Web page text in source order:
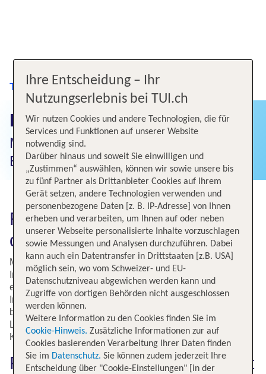
TUI.ch Flüge Flüge auf die Kapverden
Flüge auf die Kapverden
Mit TUI an die schönsten Ziele der
Erde fliegen.
Flüge Kapverden: Günstig auf
die Kapverden fliegen
Mitten im Atlantischen Ozean liegen die Kapverden, eine
Inselgruppe, die aus insgesamt 15 Inseln besteht. Buche
einen günstigen Flug nachBoa Vista, der drittgrössten
Insel der Kapverden. Abonniere unseren Newsletter und
bleibe so über aktuelle Angebote immer auf dem
Laufenden. Tauche in die facettenreiche Welt der
Kapverden ein und buche günstig DeinenFlug auf tui.ch.
Flüge auf die Kapverden direkt
Ihre Entscheidung – Ihr
Nutzungserlebnis bei TUI.ch
Wir nutzen Cookies und andere Technologien, die für
Services und Funktionen auf unserer Website
notwendig sind.
Darüber hinaus und soweit Sie einwilligen und
„Zustimmen“ auswählen, können wir sowie unsere bis
zu fünf Partner als Drittanbieter Cookies auf Ihrem
Gerät setzen, andere Technologien verwenden und
personenbezogene Daten [z. B. IP-Adresse] von Ihnen
erheben und verarbeiten, um Ihnen auf oder neben
unserer Webseite personalisierte Inhalte vorzuschlagen
sowie Messungen und Analysen durchzuführen. Dabei
kann auch ein Datentransfer in Drittstaaten [z.B. USA]
möglich sein, wo vom Schweizer- und EU-
Datenschutzniveau abgewichen werden kann und
Zugriffe von dortigen Behörden nicht ausgeschlossen
werden können.
Weitere Information zu den Cookies finden Sie im
Cookie-Hinweis. Zusätzliche Informationen zur auf
Cookies basierenden Verarbeitung Ihrer Daten finden
Sie im Datenschutz. Sie können zudem jederzeit Ihre
Entscheidung über "Cookie-Einstellungen" [in der